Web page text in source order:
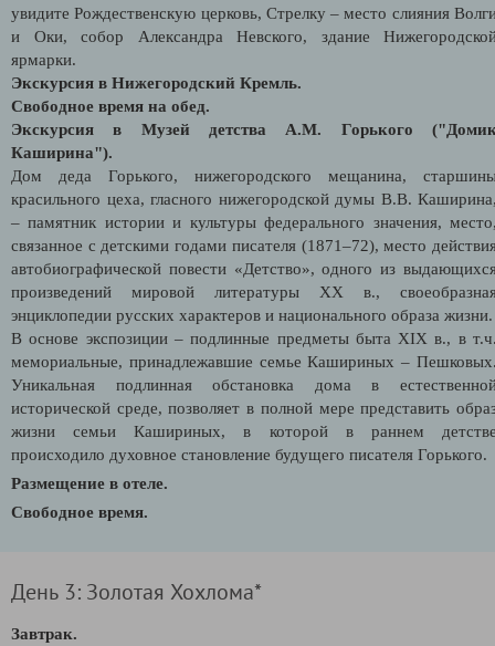
увидите Рождественскую церковь, Стрелку – место слияния
и Оки, собор Александра Невского, здание
ярмарки.
Экскурсия в Нижегородский Кремль.
Свободное время на обед.
Экскурсия в Музей детства А.М. Горького
Каширина").
Дом деда Горького, нижегородского мещанина,
красильного цеха, гласного нижегородской думы В.В.
– памятник истории и культуры федерального значения,
связанное с детскими годами писателя (1871–72), место
автобиографической повести «Детство», одного из
произведений мировой литературы XX в.,
энциклопедии русских характеров и национального образа
В основе экспозиции – подлинные предметы быта XIX в., в
мемориальные, принадлежавшие семье Кашириных –
Уникальная подлинная обстановка дома в
исторической среде, позволяет в полной мере представить
жизни семьи Кашириных, в которой в раннем
происходило духовное становление будущего писателя Горького.
Размещение в отеле.
Свободное время.
День 3: Золотая Хохлома*
Завтрак.